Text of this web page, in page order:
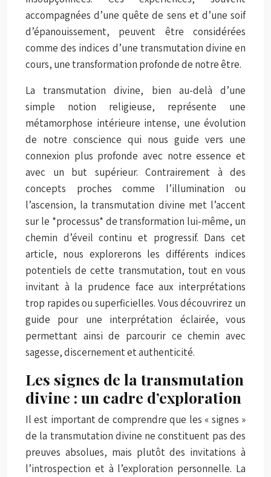
accompagnées d’une quête de sens et d’une soif
d’épanouissement, peuvent être considérées
comme des indices d’une transmutation divine en
cours, une transformation profonde de notre être.
La transmutation divine, bien au-delà d’une
simple notion religieuse, représente une
métamorphose intérieure intense, une évolution
de notre conscience qui nous guide vers une
connexion plus profonde avec notre essence et
avec un but supérieur. Contrairement à des
concepts proches comme l’illumination ou
l’ascension, la transmutation divine met l’accent
sur le *processus* de transformation lui-même, un
chemin d’éveil continu et progressif. Dans cet
article, nous explorerons les différents indices
potentiels de cette transmutation, tout en vous
invitant à la prudence face aux interprétations
trop rapides ou superficielles. Vous découvrirez un
guide pour une interprétation éclairée, vous
permettant ainsi de parcourir ce chemin avec
sagesse, discernement et authenticité.
Les signes de la transmutation
divine : un cadre d’exploration
Il est important de comprendre que les « signes »
de la transmutation divine ne constituent pas des
preuves absolues, mais plutôt des invitations à
l’introspection et à l’exploration personnelle. La